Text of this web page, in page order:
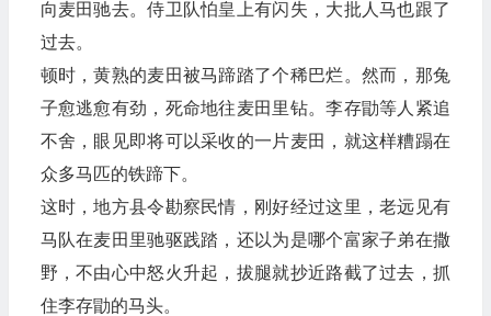
向麦田驰去。侍卫队怕皇上有闪失，大批人马也跟了
过去。
顿时，黄熟的麦田被马蹄踏了个稀巴烂。然而，那兔
子愈逃愈有劲，死命地往麦田里钻。李存勖等人紧追
不舍，眼见即将可以采收的一片麦田，就这样糟蹋在
众多马匹的铁蹄下。
这时，地方县令勘察民情，刚好经过这里，老远见有
马队在麦田里驰驱践踏，还以为是哪个富家子弟在撒
野，不由心中怒火升起，拔腿就抄近路截了过去，抓
住李存勖的马头。